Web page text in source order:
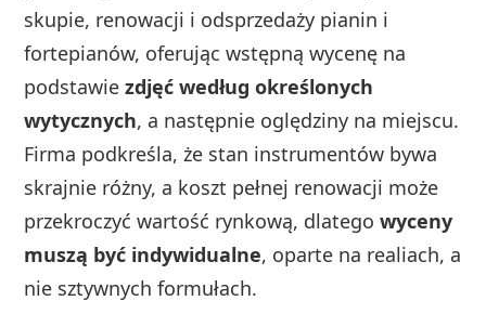
skupie, renowacji i odsprzedaży pianin i
fortepianów, oferując wstępną wycenę na
podstawiezdjęć według określonych
wytycznych, a następnie oględziny na miejscu.
Firma podkreśla, że stan instrumentów bywa
skrajnie różny, a koszt pełnej renowacji może
przekroczyć wartość rynkową, dlategowyceny
muszą być indywidualne, oparte na realiach, a
nie sztywnych formułach.